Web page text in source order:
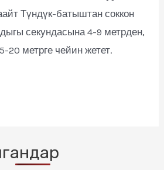
Түндүк-батыштан соккон
секундасына 4-9 метрден,
20 метрге чейин жетет.